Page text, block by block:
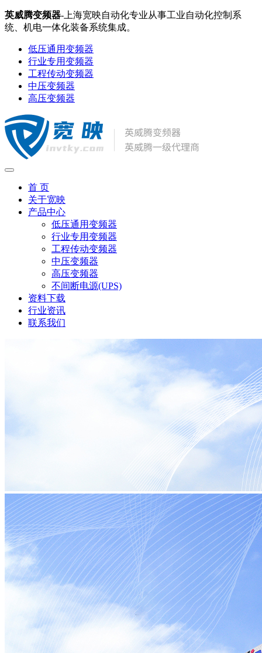
英威腾变频器-上海宽映自动化专业从事工业自动化控制系
统、机电一体化装备系统集成。
低压通用变频器
行业专用变频器
工程传动变频器
中压变频器
高压变频器
首 页
关于宽映
产品中心
低压通用变频器
行业专用变频器
工程传动变频器
中压变频器
高压变频器
不间断电源(UPS)
资料下载
行业资讯
联系我们